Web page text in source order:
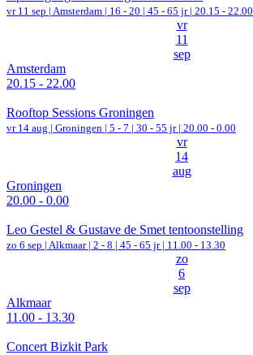
vr 11 sep | Amsterdam | 16 - 20 | 45 - 65 jr | 20.15 - 22.00
vr
11
sep
Amsterdam
20.15 - 22.00
Rooftop Sessions Groningen
vr 14 aug | Groningen | 5 - 7 | 30 - 55 jr | 20.00 - 0.00
vr
14
aug
Groningen
20.00 - 0.00
Leo Gestel & Gustave de Smet tentoonstelling
zo 6 sep | Alkmaar | 2 - 8 | 45 - 65 jr | 11.00 - 13.30
zo
6
sep
Alkmaar
11.00 - 13.30
Concert Bizkit Park